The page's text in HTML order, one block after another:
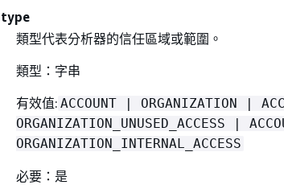
type
類型代表分析器的信任區域或範圍。
類型：字串
有效值: ACCOUNT | ORGANIZATION |
ORGANIZATION_UNUSED_ACCESS |
ORGANIZATION_INTERNAL_ACCESS
必要：是